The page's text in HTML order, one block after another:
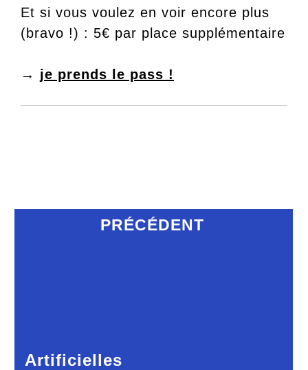
Et si vous voulez en voir encore plus
(bravo !) : 5€ par place supplémentaire
→ je prends le pass !
PRÉCÉDENT
Artificielles